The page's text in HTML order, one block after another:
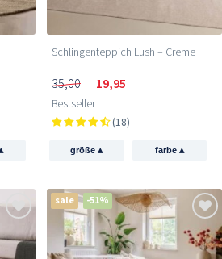
Schlingenteppich Lush – Creme
35,00 19,95
Bestseller
(18)
größe▴ farbe ▴
sale -51%